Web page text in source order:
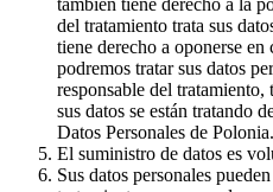
del tratamiento trata sus
tiene derecho a oponerse
podremos tratar sus datos
responsable del
sus datos se están tratando
Datos Personales de Polonia.
El suministro de datos es
Sus datos personales